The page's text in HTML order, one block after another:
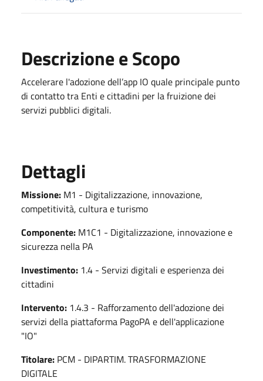
Descrizione e Scopo
Accelerare l'adozione dell’app IO quale principale punto
di contatto tra Enti e cittadini per la fruizione dei
servizi pubblici digitali.
Dettagli
Missione: M1 - Digitalizzazione, innovazione,
competitività, cultura e turismo
Componente: M1C1 - Digitalizzazione, innovazione e
sicurezza nella PA
Investimento: 1.4 - Servizi digitali e esperienza dei
cittadini
Intervento: 1.4.3 - Rafforzamento dell'adozione dei
servizi della piattaforma PagoPA e dell'applicazione
"IO"
Titolare: PCM - DIPARTIM. TRASFORMAZIONE
DIGITALE